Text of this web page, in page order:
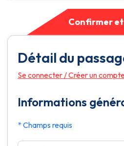
Détail du
Se connecter /Créer un
Informations
* Champs requis
Confirmer